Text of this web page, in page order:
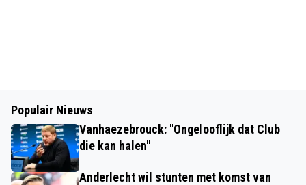
Populair Nieuws
Vanhaezebrouck: "Ongelooflijk dat Club
die kan halen"
Anderlecht wil stunten met komst van